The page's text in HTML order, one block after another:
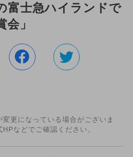
士急ハイランドで
会」
更になっている場合がございま
などでご確認ください。